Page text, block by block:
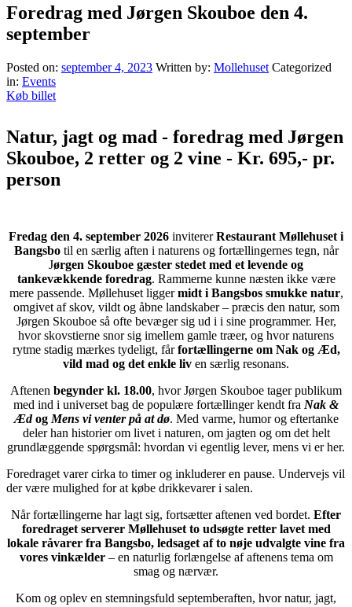
Foredrag med Jørgen Skouboe den 4.
september
Posted on: september 4, 2023 Written by: Mollehuset Categorized
in: Events
Køb billet
Natur, jagt og mad - foredrag med Jørgen
Skouboe, 2 retter og 2 vine - Kr. 695,- pr.
person
Fredag den 4. september 2026 invitererRestaurant Møllehuset i
Bangsbotil en særlig aften i naturens og fortællingernes tegn, når
Jørgen Skouboe gæster stedet med et levende og
tankevækkende foredrag. Rammerne kunne næsten ikke være
mere passende. Møllehuset liggermidt i Bangsbos smukke natur,
omgivet af skov, vildt og åbne landskaber – præcis den natur, som
Jørgen Skouboe så ofte bevæger sig ud i i sine programmer. Her,
hvor skovstierne snor sig imellem gamle træer, og hvor naturens
rytme stadig mærkes tydeligt, fårfortællingerne om Nak og Æd,
vild mad og det enkle liv en særlig resonans.
Aftenen begynder kl. 18.00, hvor Jørgen Skouboe tager publikum
med ind i universet bag de populære fortællinger kendt fra Nak &
Ædog Mens vi venter på at dø. Med varme, humor og eftertanke
deler han historier om livet i naturen, om jagten og om det helt
grundlæggende spørgsmål: hvordan vi egentlig lever, mens vi er her.
Foredraget varer cirka to timer og inkluderer en pause. Undervejs vil
der være mulighed for at købe drikkevarer i salen.
Når fortællingerne har lagt sig, fortsætter aftenen ved bordet. Efter
foredraget serverer Møllehuset to udsøgte retter lavet med
lokale råvarer fra Bangsbo, ledsaget af to nøje udvalgte vine fra
vores vinkælder– en naturlig forlængelse af aftenens tema om
smag og nærvær.
Kom og oplev en stemningsfuld septemberaften, hvor natur, jagt,